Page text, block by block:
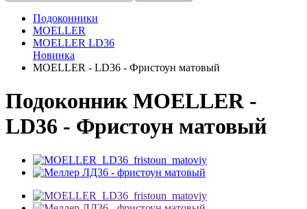
Подоконники
MOELLER
MOELLER LD36
Новинка
MOELLER - LD36 - Фристоун матовый
Подоконник MOELLER -
LD36 - Фристоун матовый